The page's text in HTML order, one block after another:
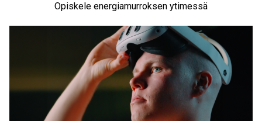
Opiskele energiamurroksen ytimessä